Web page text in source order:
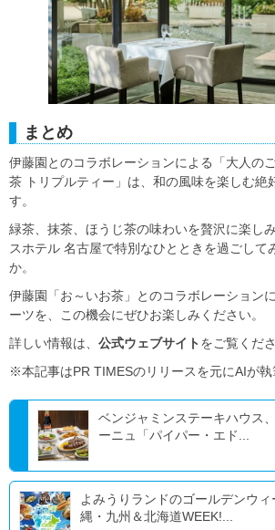
まとめ
伊藤園とのコラボレーションによる「大人の
茶 トリプルティー」は、和の風味を楽しむ絶
す。
緑茶、抹茶、ほうじ茶の味わいを贅沢に楽し
スホテル 名古屋で特別なひとときを過ごして
か。
伊藤園「お～いお茶」とのコラボレーション
ーツを、この機会にぜひお楽しみください。
詳しい情報は、 公式ウェブサイト をご覧くださ
※本記事はPR TIMESのリリースを元にAIが執
ベンジャミンステーキハウス
ーニュ「パイパー・エド...
よみうりランドのゴールデンウ
縄・九州＆北海道WEEK!...